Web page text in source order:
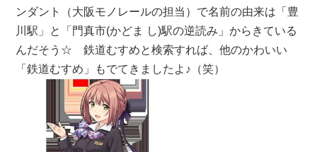
ンダント（大阪モノレールの担当）で名前の由来は「豊
川駅」と「門真市(かどま し)駅の逆読み」からきている
んだそう☆ 鉄道むすめと検索すれば、他のかわいい
「鉄道むすめ」もでてきましたよ♪（笑）